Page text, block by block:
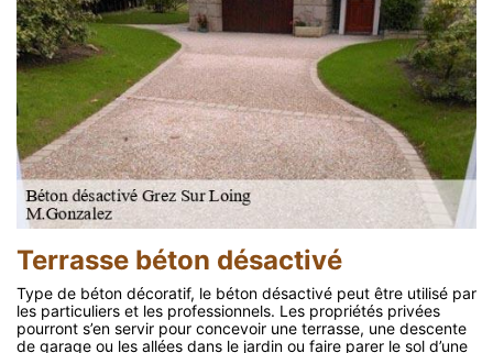
Terrasse béton désactivé
Type de béton décoratif, le béton désactivé peut être utilisé par
les particuliers et les professionnels. Les propriétés privées
pourront s’en servir pour concevoir une terrasse, une descente
de garage ou les allées dans le jardin ou faire parer le sol d’une